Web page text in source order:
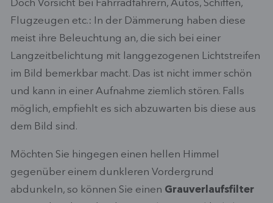
Doch Vorsicht bei Fahrradfahrern, Autos, Schiffen,
Flugzeugen etc.: In der Dämmerung haben diese
meist ihre Beleuchtung an, die sich bei einer
Langzeitbelichtung mit langgezogenen Lichtstreifen
im Bild bemerkbar macht. Das ist nicht immer schön
und kann in einer Aufnahme ziemlich stören. Falls
möglich, empfiehlt es sich abzuwarten bis diese aus
dem Bild sind.
Möchten Sie hingegen einen hellen Himmel
gegenüber einem dunkleren Vordergrund
abdunkeln, so können Sie einen Grauverlaufsfilter